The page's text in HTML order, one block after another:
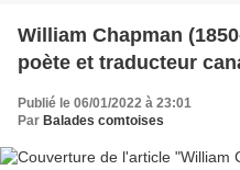
William Chapman
poète et traducteur
Publié le 06/01/2022 à 23:01
Par Balades comtoises